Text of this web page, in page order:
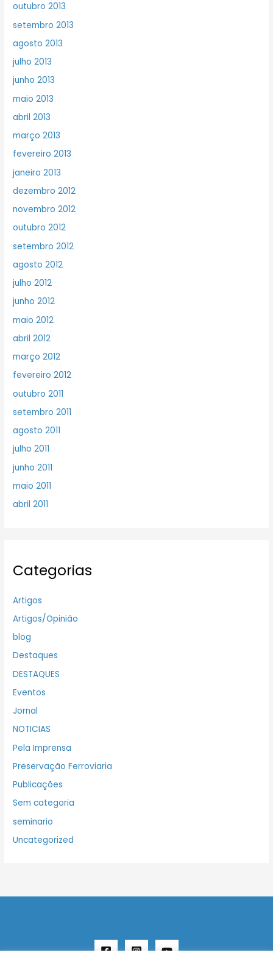
outubro 2013
setembro 2013
agosto 2013
julho 2013
junho 2013
maio 2013
abril 2013
março 2013
fevereiro 2013
janeiro 2013
dezembro 2012
novembro 2012
outubro 2012
setembro 2012
agosto 2012
julho 2012
junho 2012
maio 2012
abril 2012
março 2012
fevereiro 2012
outubro 2011
setembro 2011
agosto 2011
julho 2011
junho 2011
maio 2011
abril 2011
Categorias
Artigos
Artigos/Opinião
blog
Destaques
DESTAQUES
Eventos
Jornal
NOTICIAS
Pela Imprensa
Preservação Ferroviaria
Publicações
Sem categoria
seminario
Uncategorized